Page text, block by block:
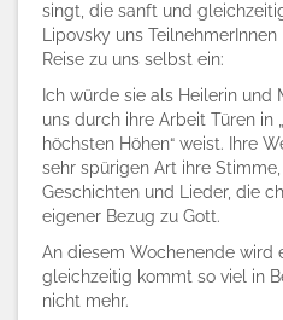
singt, die sanft und
Lipovsky uns
Reise zu uns selbst ein:
Ich würde sie als Heilerin und
uns durch ihre Arbeit Türen in
höchsten Höhen“ weist. Ihre
sehr spürigen Art ihre
Geschichten und Lieder, die
eigener Bezug zu Gott.
An diesem Wochenende wird
gleichzeitig kommt so viel in
nicht mehr.